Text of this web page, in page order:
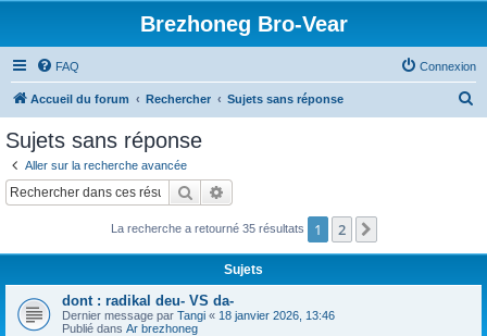
Brezhoneg Bro-Vear
FAQ Connexion
Accueil du forum Rechercher Sujets sans réponse
c
Sujets sans réponse
Aller sur la recherche avancée
Rechercher
La recherche a retourné 35 résultats 1 2
Sujets
dont : radikal deu- VS da-
Dernier message par Tangi « 18 janvier 2026, 13:46
Publié dans Ar brezhoneg